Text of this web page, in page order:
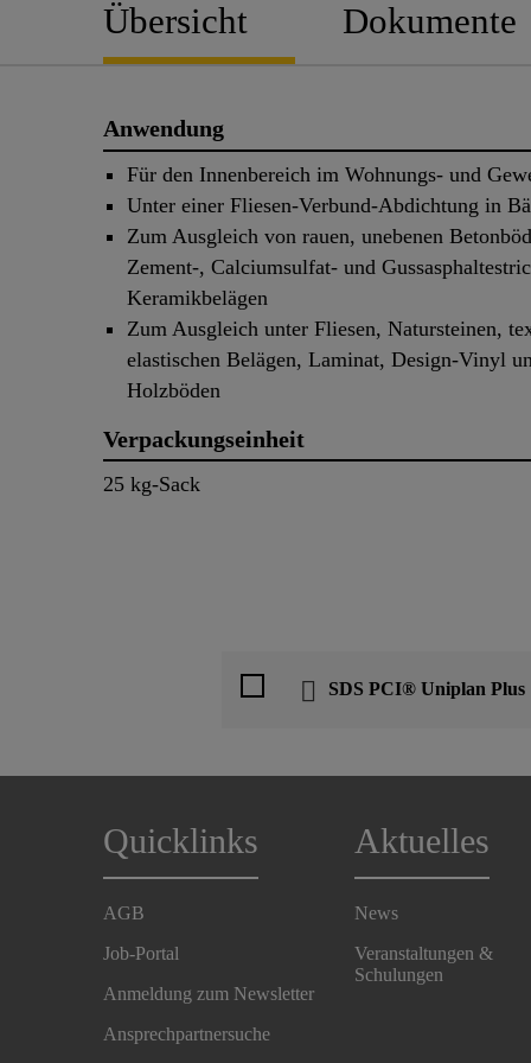
Übersicht Dokumente
Anwendung
Für den Innenbereich im Wohnungs- und
Unter einer Fliesen-Verbund-Abdichtung in
Zum Ausgleich von rauen, unebenen
Zement-, Calciumsulfat- und
Keramikbelägen
Zum Ausgleich unter Fliesen, Natursteinen,
elastischen Belägen, Laminat, Design-Vinyl
Holzböden
Verpackungseinheit
25 kg-Sack
SDS PCI® Uniplan Plus
Quicklinks
AGB
Job-Portal
Anmeldung zum Newsletter
Ansprechpartnersuche
Aktuelles
News
Veranstaltungen &
Schulungen